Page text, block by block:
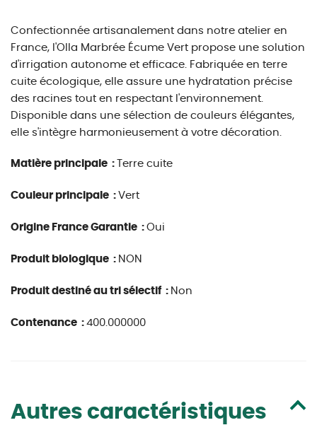
Confectionnée artisanalement dans notre atelier en
France, l'Olla Marbrée Écume Vert propose une solution
d'irrigation autonome et efficace. Fabriquée en terre
cuite écologique, elle assure une hydratation précise
des racines tout en respectant l'environnement.
Disponible dans une sélection de couleurs élégantes,
elle s'intègre harmonieusement à votre décoration.
Matière principale : Terre cuite
Couleur principale : Vert
Origine France Garantie : Oui
Produit biologique : NON
Produit destiné au tri sélectif : Non
Contenance : 400.000000
Autres caractéristiques